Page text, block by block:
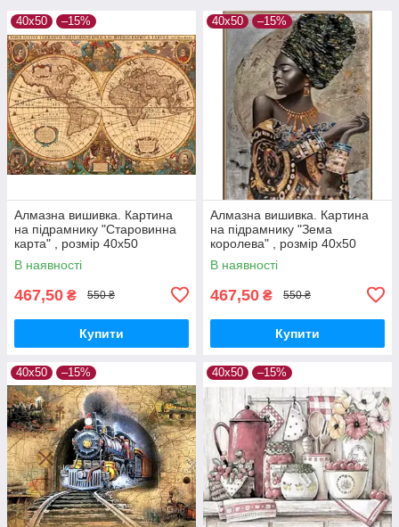
40х50 –15%
Алмазна вишивка. Картина
на підрамнику "Старовинна
карта" , розмір 40х50
В наявності
467,50 ₴ 550 ₴
Купити
40х50 –15%
Алмазна вишивка. Картина
на підрамнику "Зема
королева" , розмір 40х50
В наявності
467,50 ₴ 550 ₴
Купити
40х50 –15% 40х50 –15%